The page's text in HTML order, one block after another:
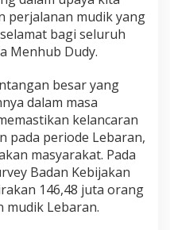
perjalanan mudik yang
bagi seluruh
Menhub Dudy.
besar yang
dalam masa
kelancaran
pada periode Lebaran,
masyarakat. Pada
Badan Kebijakan
146,48 juta orang
mudik Lebaran.